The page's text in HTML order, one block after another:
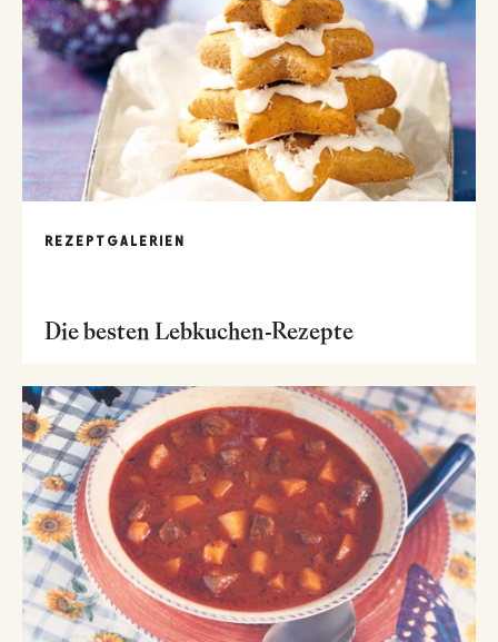
REZEPTGALERIEN
Die besten Lebkuchen-Rezepte